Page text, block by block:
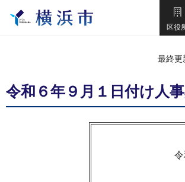
区役
最終更
令和６年９月１日付け人